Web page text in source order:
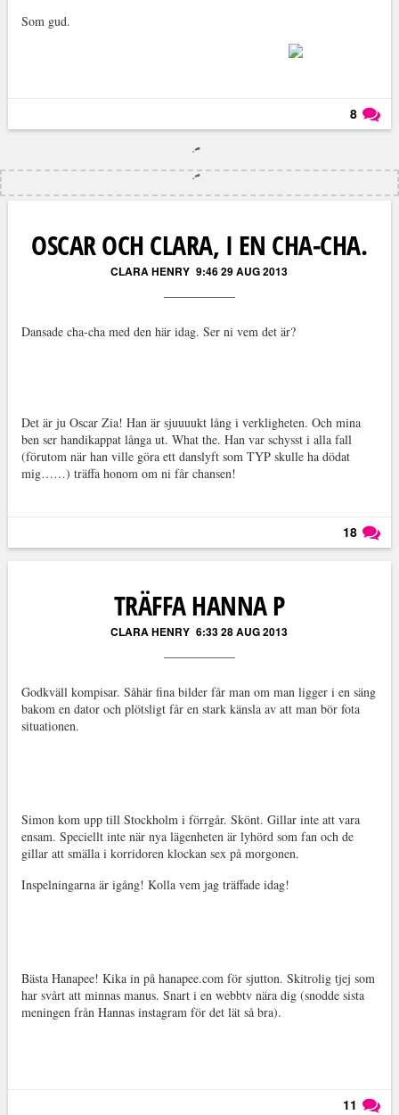
Som gud.
8
OSCAR OCH CLARA, I EN CHA-CHA.
CLARA HENRY 9:46 29 AUG 2013
Dansade cha-cha med den här idag. Ser ni vem det är?
Det är ju Oscar Zia! Han är sjuuuukt lång i verkligheten. Och mina
ben ser handikappat långa ut. What the. Han var schysst i alla fall
(förutom när han ville göra ett danslyft som TYP skulle ha dödat
mig……) träffa honom om ni får chansen!
18
TRÄFFA HANNA P
CLARA HENRY 6:33 28 AUG 2013
Godkväll kompisar. Såhär fina bilder får man om man ligger i en säng
bakom en dator och plötsligt får en stark känsla av att man bör fota
situationen.
Simon kom upp till Stockholm i förrgår. Skönt. Gillar inte att vara
ensam. Speciellt inte när nya lägenheten är lyhörd som fan och de
gillar att smälla i korridoren klockan sex på morgonen.
Inspelningarna är igång! Kolla vem jag träffade idag!
Bästa Hanapee! Kika in på hanapee.com för sjutton. Skitrolig tjej som
har svårt att minnas manus. Snart i en webbtv nära dig (snodde sista
meningen från Hannas instagram för det lät så bra).
11